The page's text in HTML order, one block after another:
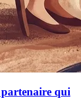
partenaire qui